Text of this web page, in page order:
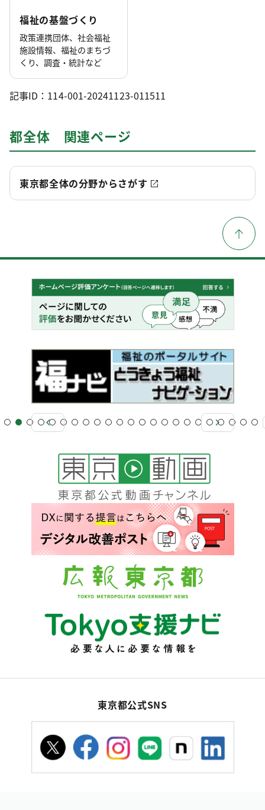
福祉の基盤づくり
政策連携団体、社会福祉
施設情報、福祉のまちづ
くり、調査・統計など
記事ID：114-001-20241123-011511
都全体 関連ページ
東京都全体の分野からさがす
東京都公式SNS